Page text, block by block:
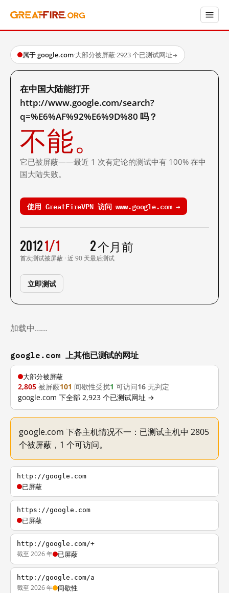
属于 google.com·大部分被屏蔽·2923 个已测试网址→
在中国大陆能打开
http://www.google.com/search?
q=%E6%AF%92%E6%9D%80 吗？
不能。
它已被屏蔽——最近 1 次有定论的测试中有 100% 在中
国大陆失败。
使用 GreatFireVPN 访问 www.google.com →
2012
首次测试
1/1
被屏蔽 · 近 90 天
2 个月前
最后测试
立即测试
加载中……
google.com 上其他已测试的网址
大部分被屏蔽
2,805 被屏蔽101 间歇性受扰1 可访问16 无判定
google.com 下全部 2,923 个已测试网址 →
google.com 下各主机情况不一：已测试主机中 2805
个被屏蔽，1 个可访问。
http://google.com
已屏蔽
https://google.com
已屏蔽
http://google.com/+
截至 2026 年 已屏蔽
http://google.com/a
截至 2026 年 间歇性